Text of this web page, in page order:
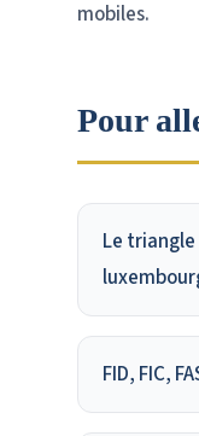
mobiles.
Pour
Le
FID, FIC,